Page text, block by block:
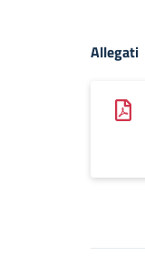
Allegati